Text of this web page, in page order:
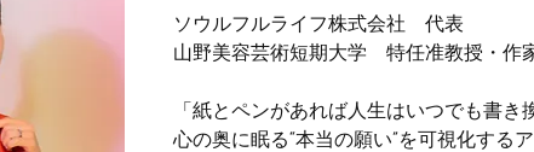
ソウルフルライフ株式会社　代表
山野美容芸術短期大学　特任准教授・作
「紙とペンがあれば人生はいつでも書き
心の奥に眠る“本当の願い”を可視化する